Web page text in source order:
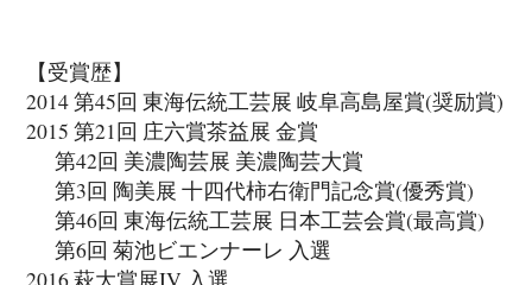
【受賞歴】
2014 第45回 東海伝統工芸展 岐阜高島屋賞(奨励賞)
2015 第21回 庄六賞茶益展 金賞
第42回 美濃陶芸展 美濃陶芸大賞
第3回 陶美展 十四代柿右衛門記念賞(優秀賞)
第46回 東海伝統工芸展 日本工芸会賞(最高賞)
第6回 菊池ビエンナーレ 入選
2016 萩大賞展IV 入選